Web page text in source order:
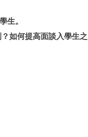
生。
？如何提高面談入學生之